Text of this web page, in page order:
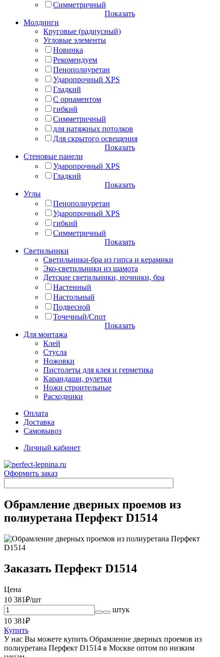
Симметричный
Показать
Молдинги
Круговые (радиусный)
Угловые элементы
Новинка
Рекомендуем
Пенополиуретан
Ударопрочный XPS
Гладкий
С орнаментом
гибкий
Симметричный
для натяжных потолков
Для скрытого освещения
Показать
Стеновые панели
Ударопрочный XPS
Гладкий
Показать
Углы
Пенополиуретан
Ударопрочный XPS
гибкий
Симметричный
Показать
Светильники
Светильники-бра из гипса и керамики
Эко-светильники из шамота
Детские светильники, ночники, бра
Настенный
Настольный
Подвесной
Точечный/Спот
Показать
Для монтажа
Клей
Стусла
Ножовки
Пистолеты для клея и герметика
Карандаши, рулетки
Ножи строительные
Расходники
Оплата
Доставка
Самовывоз
Личный кабинет
Оформить заказ
Обрамление дверных проемов из
полиуретана Перфект D1514
Заказать Перфект D1514
Цена
10 381₽/шт
штук
10 381₽
Купить
У нас Вы можете купить Обрамление дверных проемов из
полиуретана Перфект D1514 в Москве оптом по низким